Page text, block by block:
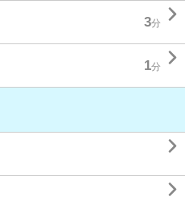
3分 
1分 

